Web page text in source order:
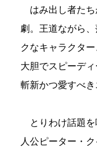
はみ出し者たち
劇。王道ながら
クなキャラクタ
大胆でスピーデ
斬新かつ愛すべき
とりわけ話題を
人公ピーター・